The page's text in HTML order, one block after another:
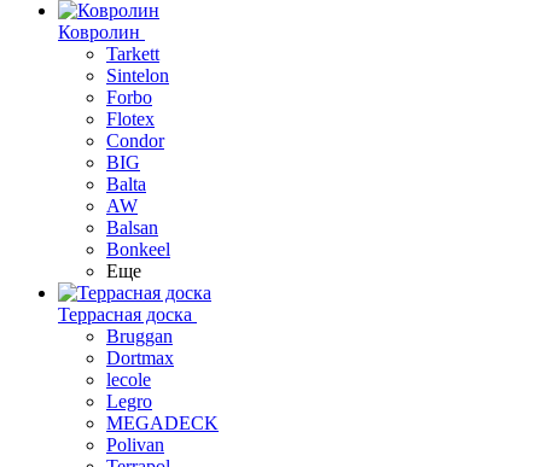
Ковролин
Tarkett
Sintelon
Forbo
Flotex
Condor
BIG
Balta
AW
Balsan
Bonkeel
Еще
Террасная доска
Bruggan
Dortmax
lecole
Legro
MEGADECK
Polivan